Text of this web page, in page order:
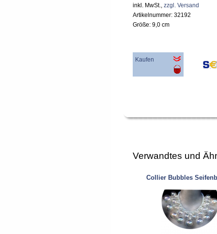
inkl. MwSt., zzgl. Versand
Artikelnummer: 32192
Größe: 9,0 cm
Kaufen
Verwandtes und
Collier Bubbles